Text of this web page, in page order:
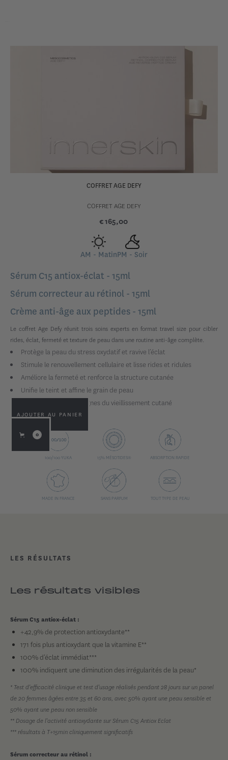
COFFRET AGE DEFY
COFFRET AGE DEFY
€ 165,00
AM - MatinPM - Soir
Sérum C15 antiox-éclat - 15ml
Sérum correcteur au rétinol - 15ml
Crème anti-âge aux peptides - 15ml
Le coffret Age Defy réunit trois soins experts en format travel size pour cibler
rides, éclat, fermeté et texture de peau dans une routine anti-âge complète.
Protège la peau du stress oxydatif et ravive l’éclat
Stimule le renouvellement cellulaire et lisse rides et ridules
Améliore la fermeté et renforce la structure cutanée
Unifie le teint et affine le grain de peau
Cible l’ensemble des signes du vieillissement cutané
0
100/100 YUKA 15% MÉSOTIDES® ABSORPTION RAPIDE
MADE IN FRANCE SANS PARFUM TOUT TYPE DE PEAU
LES RÉSULTATS
Les résultats visibles
Sérum C15 antiox-éclat :
+42,9% de protection antioxydante**
171 fois plus antioxydant que la vitamine E**
100% d’éclat immédiat***
100% indiquent une diminution des irrégularités de la peau*
* Test d'efficacité clinique et test d'usage réalisés pendant 28 jours sur un panel
de 20 femmes âgées entre 35 et 60 ans, avec 50% ayant une peau sensible et
50% ayant une peau non sensible
** Dosage de l'activité antioxydante sur Sérum C15 Antiox Eclat
*** résultats à T+15min cliniquement significatifs
Sérum correcteur au rétinol :